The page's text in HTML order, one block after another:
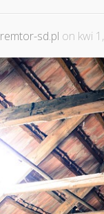
remtor-sd.pl on kwi